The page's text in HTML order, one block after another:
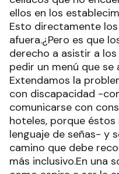
ellos en los
Esto directamente
afuera.¿Pero es que
derecho a asistir a
pedir un menú que se
Extendamos la
con discapacidad -
comunicarse con
hoteles, porque éstos
lenguaje de señas- y
camino que debe
más inclusivo.En una